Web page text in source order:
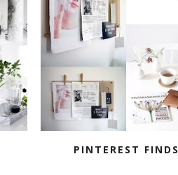
PINTEREST FINDS